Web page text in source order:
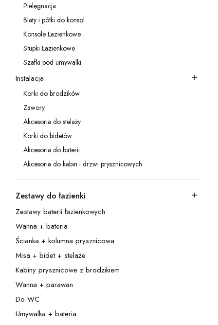
Kategoria - Pielęgnacja
Pielęgnacja
Kategoria - Blaty i półki do konsol
Blaty i półki do konsol
Kategoria - Konsole Łazienkowe
Konsole Łazienkowe
Kategoria - Słupki Łazienkowe
Słupki Łazienkowe
Kategoria - Szafki pod umywalki
Szafki pod umywalki
Kategoria - Instalacja
Instalacja
Kategoria - Korki do brodzików
Korki do brodzików
Kategoria - Zawory
Zawory
Kategoria - Akcesoria do stelaży
Akcesoria do stelaży
Kategoria - Korki do bidetów
Korki do bidetów
Kategoria - Akcesoria do baterii
Akcesoria do baterii
Kategoria - Akcesoria do kabin i drzwi prysznicowych
Akcesoria do kabin i drzwi prysznicowych
Kategoria - Zestawy do łazienki
Zestawy do łazienki
Kategoria - Zestawy baterii łazienkowych
Zestawy baterii łazienkowych
Kategoria - Wanna + bateria
Wanna + bateria
Kategoria - Ścianka + kolumna prysznicowa
Ścianka + kolumna prysznicowa
Kategoria - Misa + bidet + stelaże
Misa + bidet + stelaże
Kategoria - Kabiny prysznicowe z brodzikiem
Kabiny prysznicowe z brodzikiem
Kategoria - Wanna + parawan
Wanna + parawan
Kategoria - Do WC
Do WC
Kategoria - Umywalka + bateria
Umywalka + bateria